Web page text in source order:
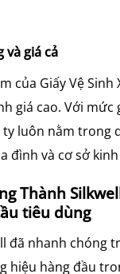
và giá cả
của Giấy Vệ
giá cao. Với mức
luôn nằm trong
đình và cơ sở
Thành
tiêu dùng
đã nhanh chóng
hiệu hàng đầu